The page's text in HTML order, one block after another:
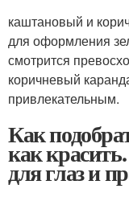
каштановый и
для оформления
смотрится
коричневый
привлекательным.
Как
как
для глаз и